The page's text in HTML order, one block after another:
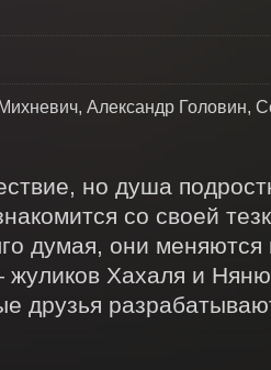
Александр Головин,
но душа
со своей
думая, они меняются
Хахаля и
друзья